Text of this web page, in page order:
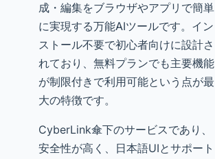
成・編集をブラウザやアプリで簡単
に実現する万能AIツールです。イン
ストール不要で初心者向けに設計さ
れており、無料プランでも主要機能
が制限付きで利用可能という点が最
大の特徴です。
CyberLink傘下のサービスであり、
安全性が高く、日本語UIとサポート